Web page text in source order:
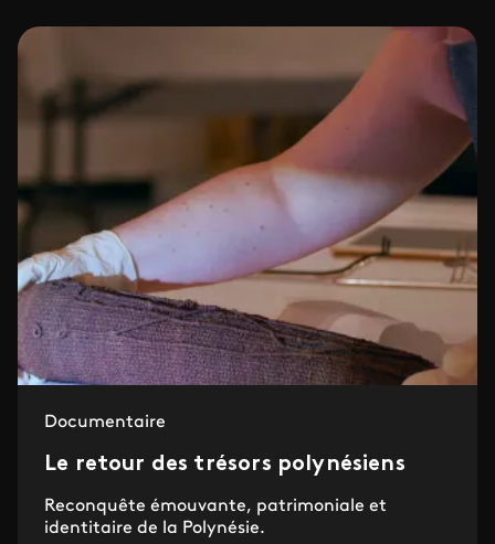
Documentaire
Le retour des trésors polynésiens
Reconquête émouvante, patrimoniale et
identitaire de la Polynésie.